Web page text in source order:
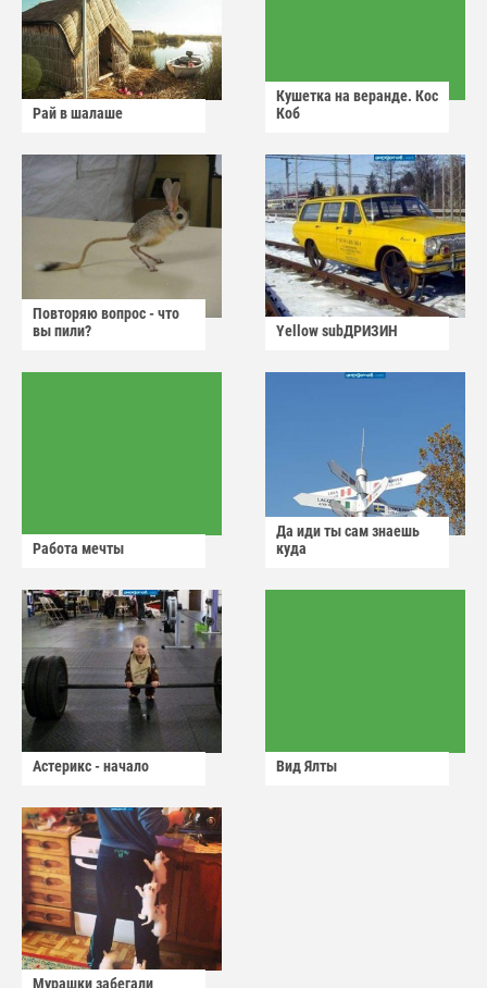
Рай в шалаше
Кушетка на веранде. Кос
Коб
Повторяю вопрос - что
вы пили?
Yellow subДРИЗИН
Работа мечты
Да иди ты сам знаешь
куда
Астерикс - начало Вид Ялты
Мурашки забегали